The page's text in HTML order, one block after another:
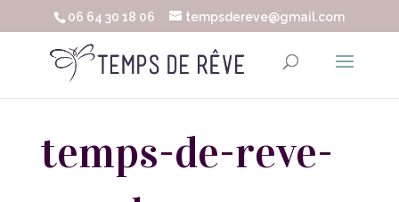
06 64 30 18 06 tempsdereve@gmail.com
temps-de-reve-